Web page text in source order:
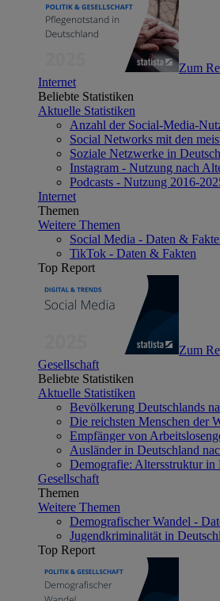
Zum
Internet
Beliebte Statistiken
Aktuelle Statistiken
Anzahl der Social-Media-
Social Networks mit den
Soziale Netzwerke in
Instagram - Nutzung nach
Podcasts - Nutzung 2016-
Internet
Themen
Weitere Themen
Social Media - Daten &
TikTok - Daten & Fakten
Top Report
Zum
Gesellschaft
Beliebte Statistiken
Aktuelle Statistiken
Bevölkerung Deutschlands
Die reichsten Menschen der
Empfänger von
Ausländer in Deutschland
Demografie: Altersstruktur in
Gesellschaft
Themen
Weitere Themen
Demografischer Wandel -
Jugendkriminalität in
Top Report